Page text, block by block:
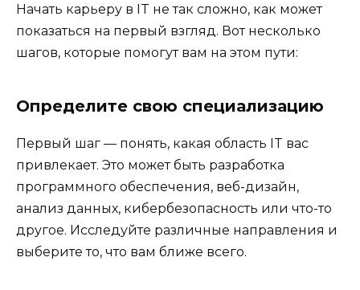
Начать карьеру в IT не так сложно, как может
показаться на первый взгляд. Вот несколько
шагов, которые помогут вам на этом пути:
Определите свою специализацию
Первый шаг — понять, какая область IT вас
привлекает. Это может быть разработка
программного обеспечения, веб-дизайн,
анализ данных, кибербезопасность или что-то
другое. Исследуйте различные направления и
выберите то, что вам ближе всего.